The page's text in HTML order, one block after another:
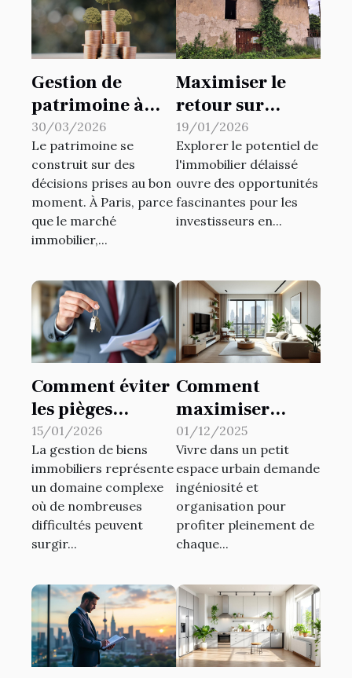
Gestion de
patrimoine à
Paris : il est plus
que jamais
temps de faire
appel à La
Financière du
Patrimoine !
30/03/2026
Le patrimoine se
construit sur des
décisions prises au bon
moment. À Paris, parce
que le marché
immobilier,...
Maximiser le
retour sur
investissement
dans
l'immobilier
délaissé
19/01/2026
Explorer le potentiel de
l'immobilier délaissé
ouvre des opportunités
fascinantes pour les
investisseurs en...
Comment éviter
les pièges
courants en
gestion de biens
immobiliers ?
15/01/2026
La gestion de biens
immobiliers représente
un domaine complexe
où de nombreuses
difficultés peuvent
surgir...
Comment
maximiser
l'espace dans les
petits habitats
urbains ?
01/12/2025
Vivre dans un petit
espace urbain demande
ingéniosité et
organisation pour
profiter pleinement de
chaque...